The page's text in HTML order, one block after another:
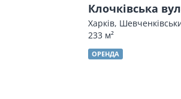
Клочківська
Харків,
233 м²
ОРЕНДА